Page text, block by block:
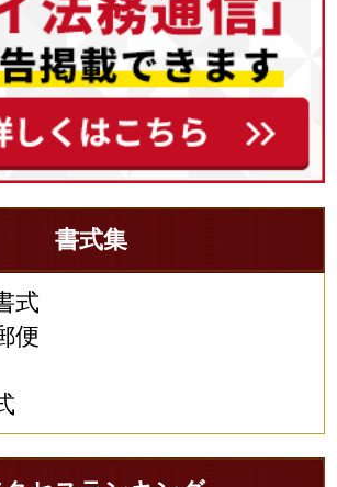
書式集
式
便